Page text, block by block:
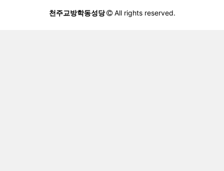
천주교방학동성당 All rights reserved.